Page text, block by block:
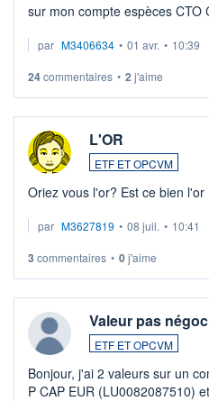
sur mon compte espèces CTO
par M3406634 • 01 avr. • 10:39
24commentaires • 2 j'aime
L'OR
ETF ET OPCVM
Oriez vous l'or? Est ce bien l'or
par M3627819 • 08 juil. • 10:41
3 commentaires • 0j'aime
Valeur pas
ETF ET OPCVM
Bonjour, j'ai 2 valeurs sur un
P CAP EUR (LU0082087510)